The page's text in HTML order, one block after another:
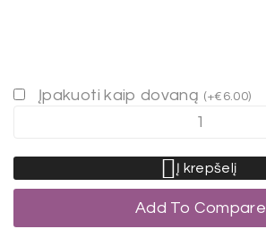
Įpakuoti kaip dovaną (+€ 6.00)
Į krepšelį
Add To Compare